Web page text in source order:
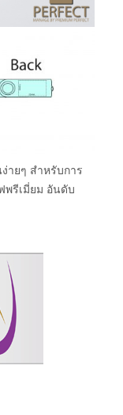
ายๆ สำหรับการ
รีเมี่ยม อันดับ